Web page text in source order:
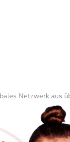
Netzwerk aus